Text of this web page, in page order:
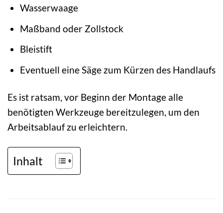
Wasserwaage
Maßband oder Zollstock
Bleistift
Eventuell eine Säge zum Kürzen des Handlaufs
Es ist ratsam, vor Beginn der Montage alle
benötigten Werkzeuge bereitzulegen, um den
Arbeitsablauf zu erleichtern.
Inhalt